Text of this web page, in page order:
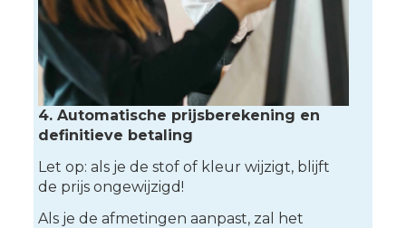
4. Automatische prijsberekening en
definitieve betaling
Let op: als je de stof of kleur wijzigt, blijft
de prijs ongewijzigd!
Als je de afmetingen aanpast, zal het